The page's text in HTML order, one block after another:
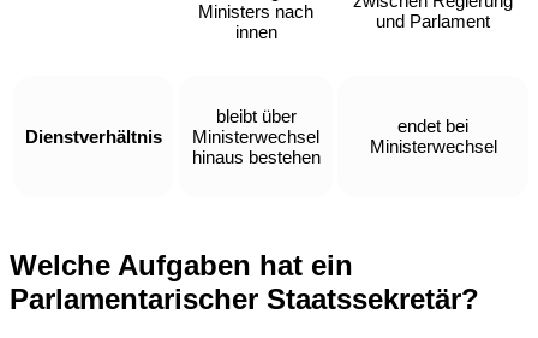
Ministers nach
innen
und Parlament
Dienstverhältnis
bleibt über
Ministerwechsel
hinaus bestehen
endet bei
Ministerwechsel
Welche Aufgaben hat ein
Parlamentarischer Staatssekretär?